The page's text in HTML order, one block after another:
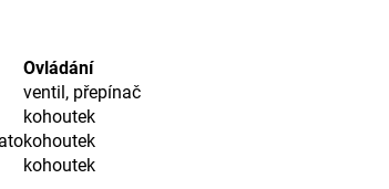
í
p
r
v
k
y
n
í
Ovládání
ventil, přepínač
kohoutek
kohoutek
kohoutek